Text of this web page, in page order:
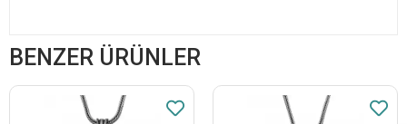
BENZER ÜRÜNLER